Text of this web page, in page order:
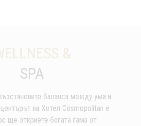
&
SPA
баланса между ума и
на Хотел Cosmopolitan е
ще откриете богата гама от